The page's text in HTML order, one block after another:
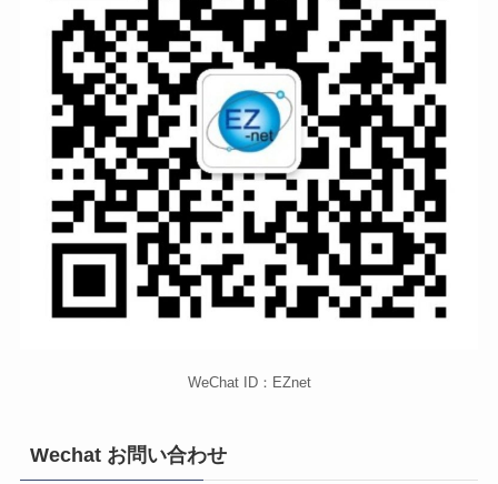
WeChat ID：EZnet
Wechat お問い合わせ